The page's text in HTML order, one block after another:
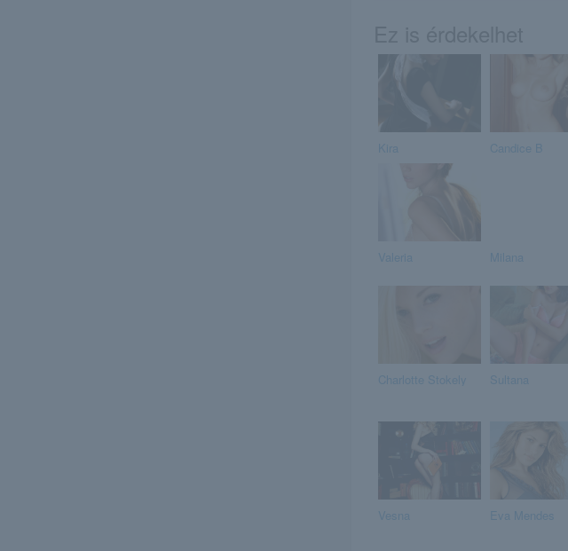
Kira Candice B
Valeria Milana
Charlotte Stokely Sultana
Vesna Eva Mendes